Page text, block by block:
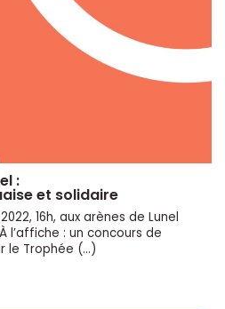
:
et solidaire
16h, aux arènes de Lunel
l’affiche : un concours de
le Trophée (…)